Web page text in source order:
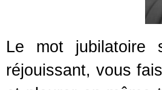
Le mot jubilatoire
réjouissant, vous